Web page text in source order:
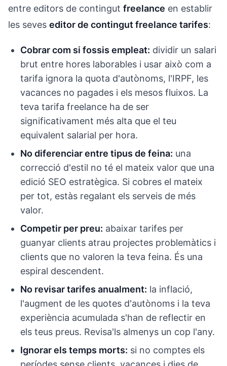
entre editors de contingut freelance en establir
les seves editor de contingut freelance tarifes:
Cobrar com si fossis empleat: dividir un salari
brut entre hores laborables i usar això com a
tarifa ignora la quota d'autònoms, l'IRPF, les
vacances no pagades i els mesos fluixos. La
teva tarifa freelance ha de ser
significativament més alta que el teu
equivalent salarial per hora.
No diferenciar entre tipus de feina: una
correcció d'estil no té el mateix valor que una
edició SEO estratègica. Si cobres el mateix
per tot, estàs regalant els serveis de més
valor.
Competir per preu: abaixar tarifes per
guanyar clients atrau projectes problemàtics i
clients que no valoren la teva feina. És una
espiral descendent.
No revisar tarifes anualment: la inflació,
l'augment de les quotes d'autònoms i la teva
experiència acumulada s'han de reflectir en
els teus preus. Revisa'ls almenys un cop l'any.
Ignorar els temps morts: si no comptes els